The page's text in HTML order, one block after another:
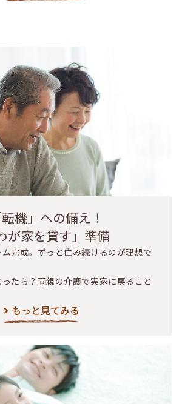
転機」への備え！
が家を貸す」準備
完成。ずっと住み続けるのが理想で
たら？両親の介護で実家に戻ること
もっと見てみる